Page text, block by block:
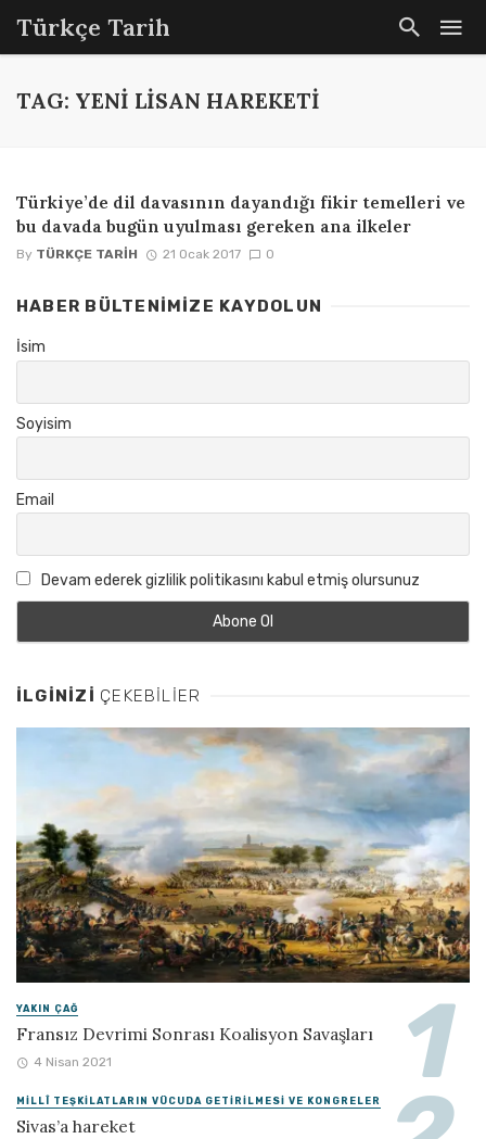
Türkçe Tarih
TAG: YENI LISAN HAREKETI
Türkiye’de dil davasının dayandığı fikir temelleri ve
bu davada bugün uyulması gereken ana ilkeler
By TÜRKÇE TARIH 21 Ocak 2017 0
HABER BÜLTENIMIZE KAYDOLUN
İsim
Soyisim
Email
Devam ederek gizlilik politikasını kabul etmiş olursunuz
İLGINIZI ÇEKEBILIER
YAKIN ÇAĞ
Fransız Devrimi Sonrası Koalisyon Savaşları
4 Nisan 2021
MILLÎ TEŞKILATLARIN VÜCUDA GETIRILMESI VE KONGRELER
Sivas’a hareket